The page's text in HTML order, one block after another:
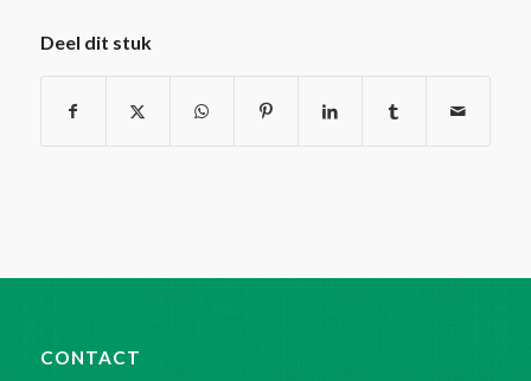
Deel dit stuk
CONTACT